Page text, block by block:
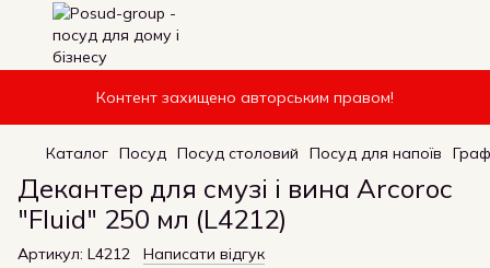
Контент захищено авторським правом!
Каталог Посуд Посуд столовий Посуд для напоїв
Декантер для смузі і вина Arcoroc
"Fluid" 250 мл (L4212)
Артикул: L4212 Написати відгук